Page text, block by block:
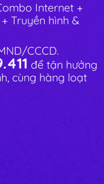
Internet +
Truyền hình &
CCCD.
để tận hưởng
cùng hàng loạt